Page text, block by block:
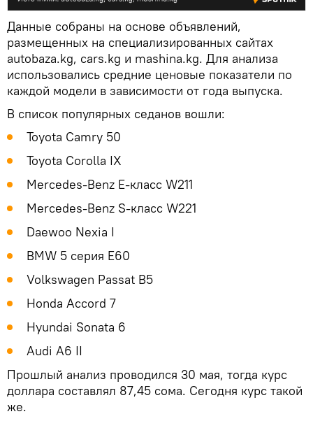
Данные собраны на основе объявлений,
размещенных на специализированных сайтах
autobaza.kg, cars.kg и mashina.kg. Для анализа
использовались средние ценовые показатели по
каждой модели в зависимости от года выпуска.
В список популярных седанов вошли:
Toyota Camry 50
Toyota Corolla IX
Mercedes-Benz E-класс W211
Mercedes-Benz S-класс W221
Daewoo Nexia I
BMW 5 серия E60
Volkswagen Passat B5
Honda Accord 7
Hyundai Sonata 6
Audi A6 II
Прошлый анализ проводился 30 мая, тогда курс
доллара составлял 87,45 сома. Сегодня курс такой
же.